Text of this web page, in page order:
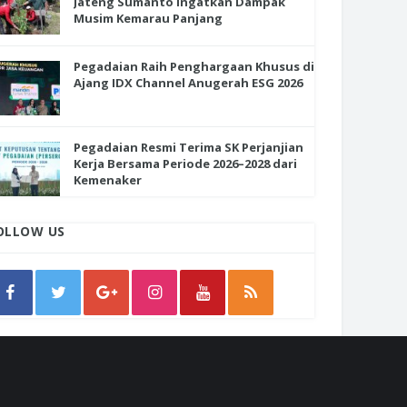
Musim Kemarau Panjang
Pegadaian Raih Penghargaan Khusus di
Ajang IDX Channel Anugerah ESG 2026
Pegadaian Resmi Terima SK Perjanjian
Kerja Bersama Periode 2026–2028 dari
Kemenaker
US